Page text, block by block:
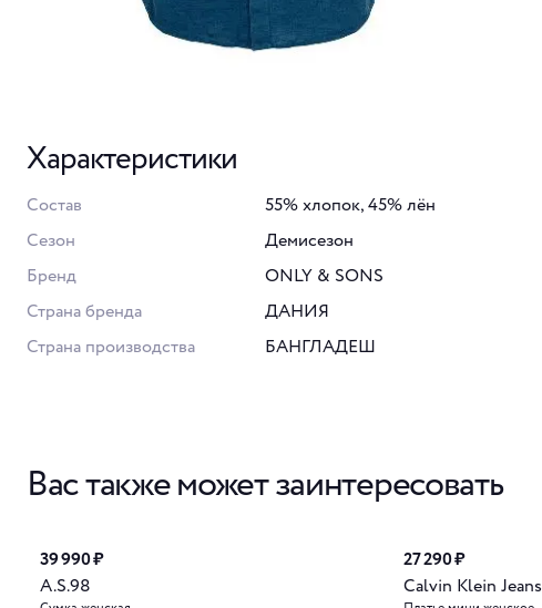
Характеристики
Состав
55% хлопок, 45% лён
Сезон
Демисезон
Бренд
ONLY & SONS
Страна бренда
ДАНИЯ
Страна производства
БАНГЛАДЕШ
Вас также может заинтересовать
39 990 ₽
A.S.98
27 290 ₽
Calvin Klein Jeans